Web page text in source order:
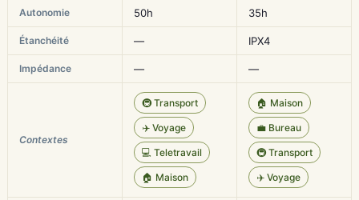
Autonomie 50h 35h
Étanchéité — IPX4
Impédance — —
Contextes
🚇 Transport
✈️ Voyage
💻 Teletravail
🏠 Maison
🏠 Maison
💼 Bureau
🚇 Transport
✈️ Voyage